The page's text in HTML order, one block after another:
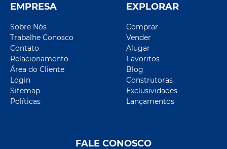
EMPRESA
Sobre Nós
Trabalhe Conosco
Contato
Relacionamento
Área do Cliente
Login
Sitemap
Políticas
EXPLORAR
Comprar
Vender
Alugar
Favoritos
Blog
Construtoras
Exclusividades
Lançamentos
FALE CONOSCO